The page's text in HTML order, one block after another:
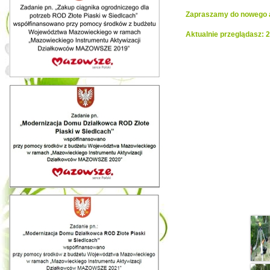
Zapraszamy do nowego
Aktualnie przeglądasz: